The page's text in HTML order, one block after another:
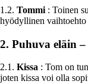
1.2. Tommi : Toinen
hyödyllinen vaihtoehto
2. Puhuva eläin
2.1. Kissa : Tom on
joten kissa voi olla